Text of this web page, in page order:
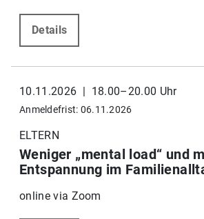
Details
10.11.2026 | 18.00–20.00 Uhr
Anmeldefrist: 06.11.2026
ELTERN
Weniger „mental load“ und
Entspannung im
online via Zoom